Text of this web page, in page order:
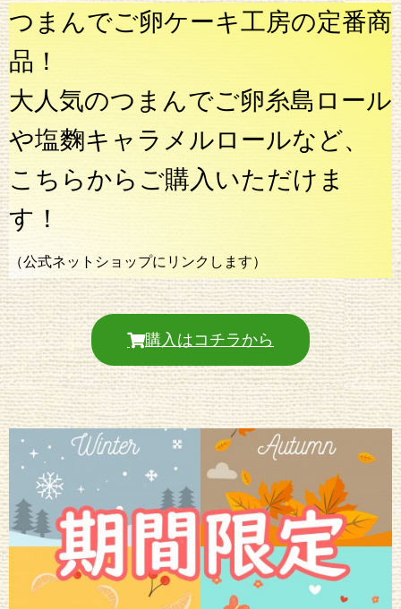
つまんでご卵ケーキ工房の定番商
品！
大人気のつまんでご卵糸島ロール
や塩麴キャラメルロールなど、
こちらからご購入いただけま
す！
（公式ネットショップにリンクします）
購入はコチラから